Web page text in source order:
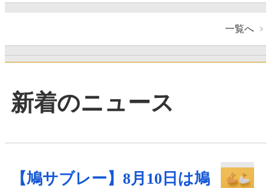
一覧へ
新着のニュース
【鳩サブレー】8月10日は鳩